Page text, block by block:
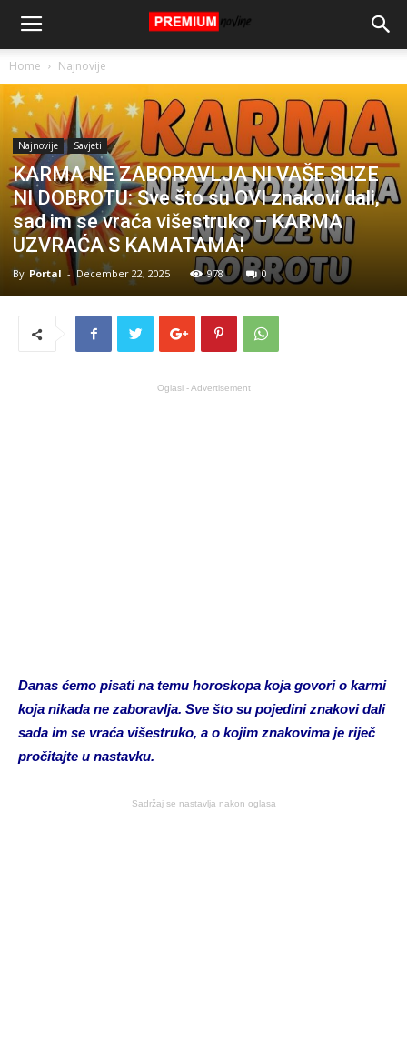
Home Najnovije
Najnovije Savjeti
KARMA NE ZABORAVLJA NI VAŠE SUZE
NI DOBROTU: Sve što su OVI znakovi dali,
sad im se vraća višestruko – KARMA
UZVRAĆA S KAMATAMA!
By Portal - December 22, 2025 978 0
Oglasi - Advertisement
Danas ćemo pisati na temu horoskopa koja govori o karmi
koja nikada ne zaboravlja. Sve što su pojedini znakovi dali
sada im se vraća višestruko, a o kojim znakovima je riječ
pročitajte u nastavku.
Sadržaj se nastavlja nakon oglasa